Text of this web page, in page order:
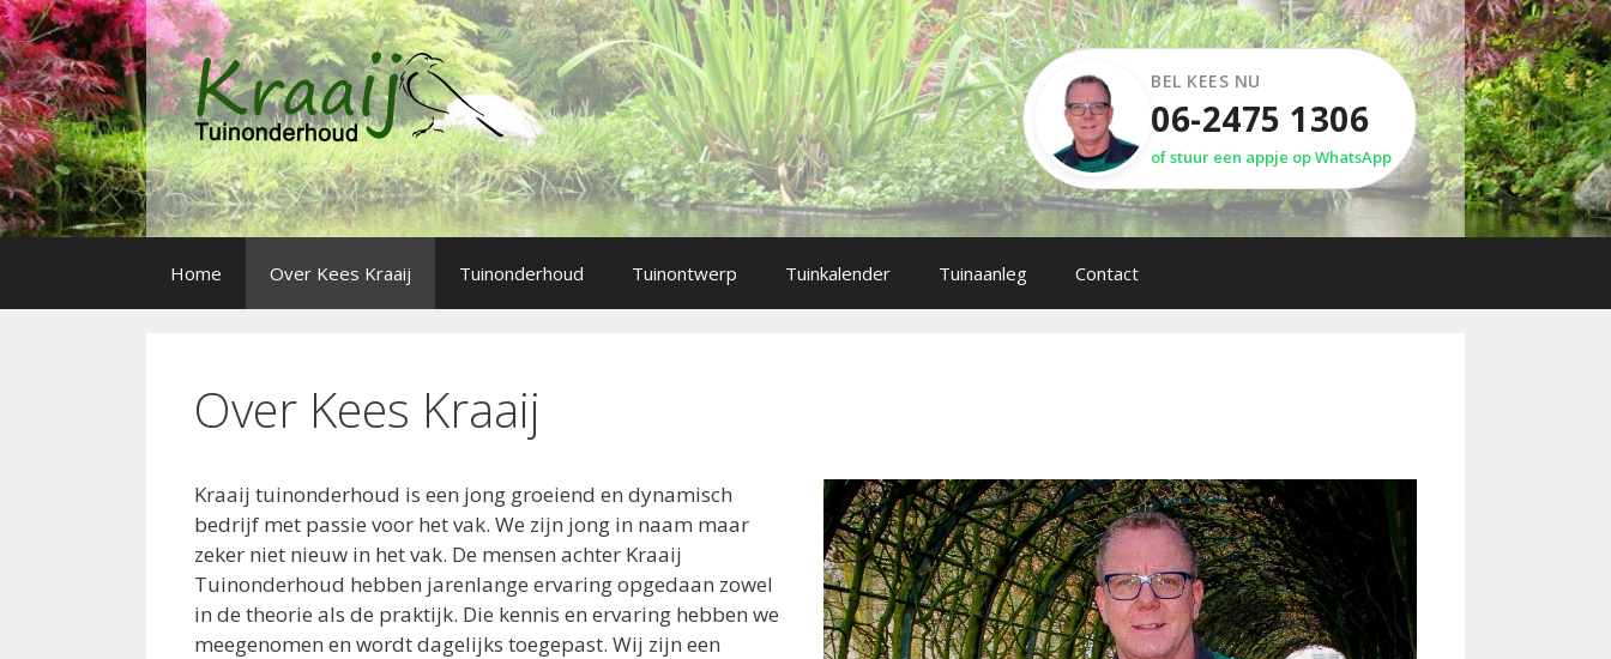
Spring
naar
inhoud
BEL KEES NU
06-2475 1306
of stuur een appje op WhatsApp
Home Over Kees Kraaij Tuinonderhoud Tuinontwerp Tuinkalender Tuinaanleg Contact
Over Kees Kraaij
Kraaij tuinonderhoud is een jong groeiend en dynamisch
bedrijf met passie voor het vak. We zijn jong in naam maar
zeker niet nieuw in het vak. De mensen achter Kraaij
Tuinonderhoud hebben jarenlange ervaring opgedaan zowel
in de theorie als de praktijk. Die kennis en ervaring hebben we
meegenomen en wordt dagelijks toegepast. Wij zijn een